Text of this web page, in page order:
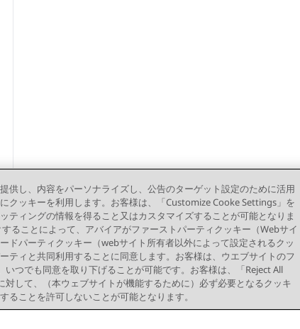
供し、内容をパーソナライズし、公告のターゲット設定のために活用
クッキーを利用します。お客様は、「Customize Cooke Settings」を
ティングの情報を得ること又はカスタマイズすることが可能となりま
ることによって、アバイアがファーストパーティクッキー（Webサイ
ドパーティクッキー（webサイト所有者以外によって設定されるクッ
ティと共同利用することに同意します。お客様は、ウエブサイトのフ
つでも同意を取り下げることが可能です。お客様は、「Reject All
して、（本ウェブサイトが機能するために）必ず必要となるクッキ
ことを許可しないことが可能となります。